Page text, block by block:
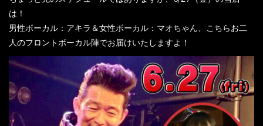
は！
男性ボーカル：アキラ＆女性ボーカル：マオちゃん、こちらお二
人のフロントボーカル陣でお届けいたしますよ！